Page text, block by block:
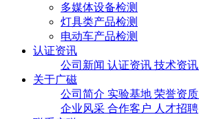
多媒体设备检测
灯具类产品检测
电动车产品检测
认证资讯
公司新闻 认证资讯 技术资讯
关于广磁
公司简介 实验基地 荣誉资质
企业风采 合作客户 人才招聘